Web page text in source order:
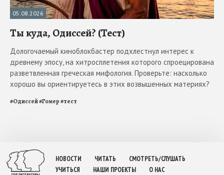
05.08.2026
Ты куда, Одиссей? (Тест)
Дологочаемый киноблокбастер подхлестнул интерес к
древнему эпосу, на хитросплетения которого спроецирована
разветвленная греческая мифология. Проверьте: насколько
хорошо вы ориентируетесь в этих возвышенных материях?
#Одиссей#Гомер#тест
НОВОСТИ ЧИТАТЬ
СМОТРЕТЬ/СЛУШАТЬ
УЧИТЬСЯ
НАШИ ПРОЕКТЫ О НАС